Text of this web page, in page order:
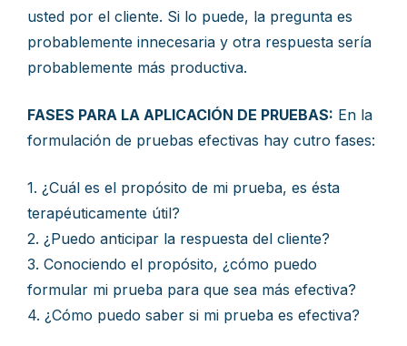
usted por el cliente. Si lo puede, la pregunta es
probablemente innecesaria y otra respuesta sería
probablemente más productiva.
FASES PARA LA APLICACIÓN DE PRUEBAS: En la
formulación de pruebas efectivas hay cutro fases:
1. ¿Cuál es el propósito de mi prueba, es ésta
terapéuticamente útil?
2. ¿Puedo anticipar la respuesta del cliente?
3. Conociendo el propósito, ¿cómo puedo
formular mi prueba para que sea más efectiva?
4. ¿Cómo puedo saber si mi prueba es efectiva?